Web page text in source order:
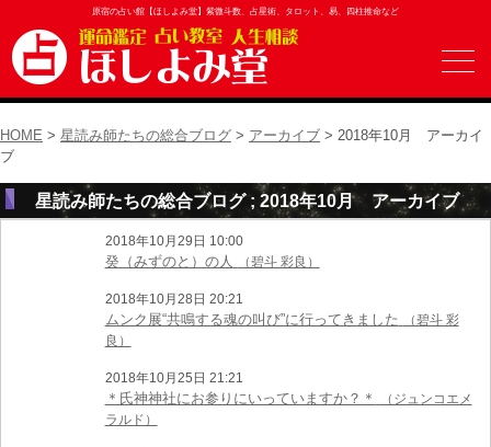
原宿の占い館【ほしよみ堂】紫微斗数、占星術、タロット、易、四柱推命など
HOME > 星読み師たちの総合ブログ > アーカイブ > 2018年10月 アーカイ
ブ
星読み師たちの総合ブログ ; 2018年10月 アーカイブ
2018年10月29日 10:00
癸（みずのと）の人 （碧斗 彩良）
2018年10月28日 20:21
ムンク展“共鳴する魂の叫び”に行ってきました
（碧斗 彩
良）
2018年10月25日 21:21
＊氏神神社にお参りにいっていますか？＊
（ジュンコエメ
ラルド）